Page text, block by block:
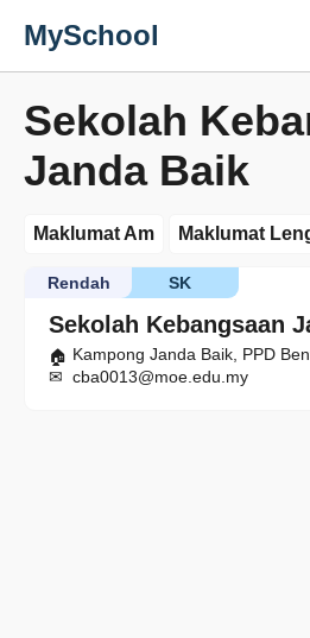
MySchool
Sekolah
Janda Baik
Maklumat Am Maklumat
Sekolah Kebangsaan
SK
Rendah
Kampong Janda Baik, PPD
cba0013@moe.edu.my